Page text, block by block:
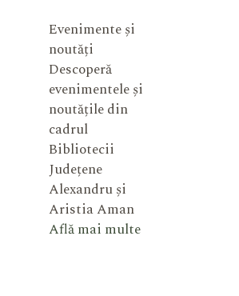
Evenimente și
noutăți
Descoperă
evenimentele și
noutățile din
cadrul
Bibliotecii
Județene
Alexandru și
Aristia Aman
Află mai multe